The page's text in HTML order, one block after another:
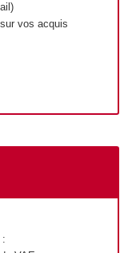
vos acquis
: